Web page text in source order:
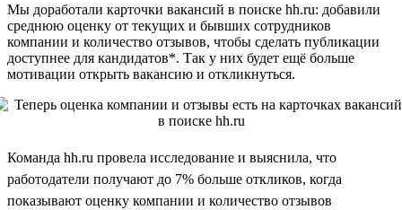
Мы доработали карточки вакансий в поиске hh.ru: добавили
среднюю оценку от текущих и бывших сотрудников
компании и количество отзывов, чтобы сделать публикации
доступнее для кандидатов*. Так у них будет ещё больше
мотивации открыть вакансию и откликнуться.
Команда hh.ru провела исследование и выяснила, что
работодатели получают до 7% больше откликов, когда
показывают оценку компании и количество отзывов